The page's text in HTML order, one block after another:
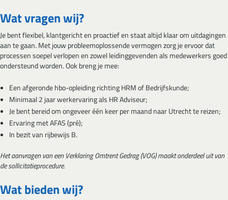
Wat vragen wij?
Je bent flexibel, klantgericht en proactief en staat altijd klaar om uitdagingen
aan te gaan. Met jouw probleemoplossende vermogen zorg je ervoor dat
processen soepel verlopen en zowel leidinggevenden als medewerkers goed
ondersteund worden. Ook breng je mee:
Een afgeronde hbo-opleiding richting HRM of Bedrijfskunde;
Minimaal 2 jaar werkervaring als HR Adviseur;
Je bent bereid om ongeveer één keer per maand naar Utrecht te reizen;
Ervaring met AFAS (pré);
In bezit van rijbewijs B.
Het aanvragen van een Verklaring Omtrent Gedrag (VOG) maakt onderdeel uit van
de sollicitatieprocedure.
Wat bieden wij?